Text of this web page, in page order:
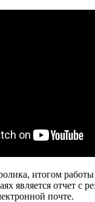
итогом
является отчет с
почте.